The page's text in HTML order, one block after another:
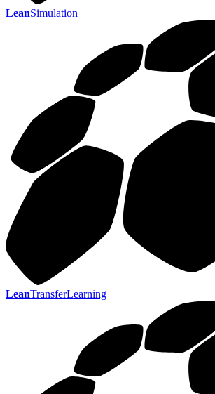
LeanSimulation
LeanTransferLearning